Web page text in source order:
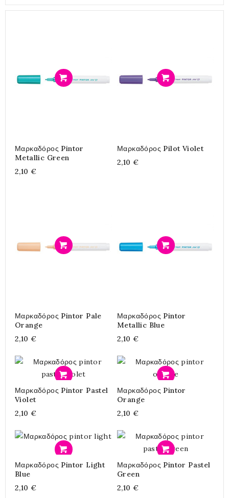
Μαρκαδόρος Pintor
Metallic Green
2,10 €
Μαρκαδόρος Pilot Violet
2,10 €
Μαρκαδόρος Pintor Pale
Orange
2,10 €
Μαρκαδόρος Pintor
Metallic Blue
2,10 €
Μαρκαδόρος Pintor Pastel
Violet
2,10 €
Μαρκαδόρος Pintor
Orange
2,10 €
Μαρκαδόρος Pintor Light
Blue
2,10 €
Μαρκαδόρος Pintor Pastel
Green
2,10 €